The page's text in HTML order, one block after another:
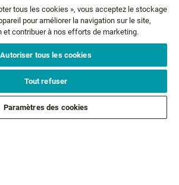
tous les cookies », vous acceptez le stockage
pour améliorer la navigation sur le site,
et contribuer à nos efforts de marketing.
Autoriser tous les cookies
Tout refuser
Paramètres des cookies